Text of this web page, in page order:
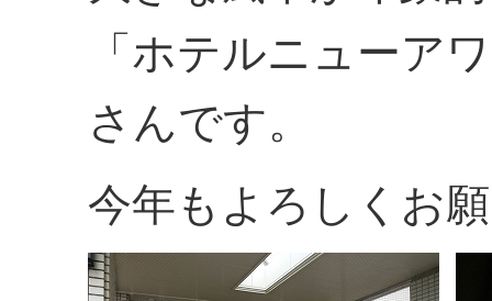
「ホテルニューア
さんです。
今年もよろしくお